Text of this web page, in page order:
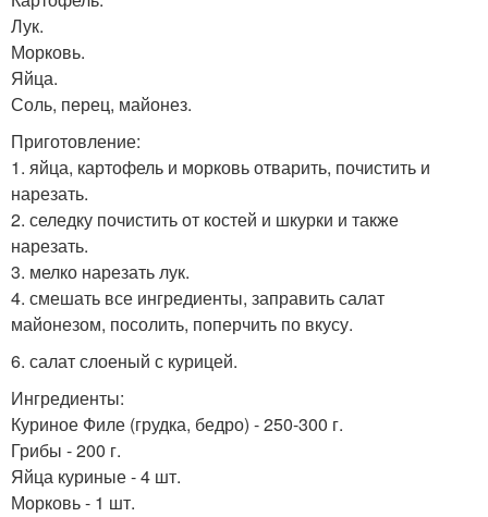
Лук.
Морковь.
Яйца.
Соль, перец, майонез.
Приготовление:
1. яйца, картофель и морковь отварить, почистить и
нарезать.
2. селедку почистить от костей и шкурки и также
нарезать.
3. мелко нарезать лук.
4. смешать все ингредиенты, заправить салат
майонезом, посолить, поперчить по вкусу.
6. салат слоеный с курицей.
Ингредиенты:
Куриное Филе (грудка, бедро) - 250-300 г.
Грибы - 200 г.
Яйца куриные - 4 шт.
Морковь - 1 шт.